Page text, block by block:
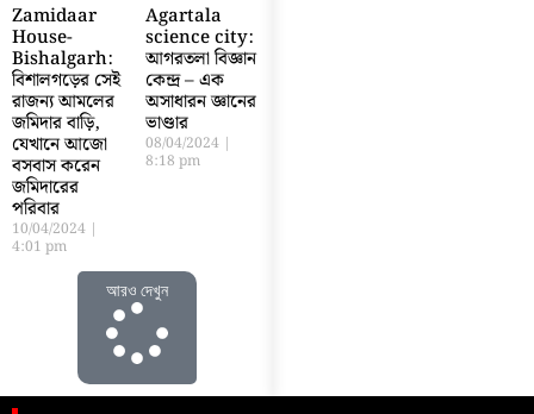
Zamidaar
House-
Bishalgarh:
বিশালগড়ের সেই
রাজন্য আমলের
জমিদার বাড়ি,
যেখানে আজো
বসবাস করেন
জমিদারের
পরিবার
10/04/2024
4:01 pm
Agartala
science city:
আগরতলা বিজ্ঞান
কেন্দ্র – এক
অসাধারন জ্ঞানের
ভাণ্ডার
08/04/2024
8:18 pm
আরও দেখুন